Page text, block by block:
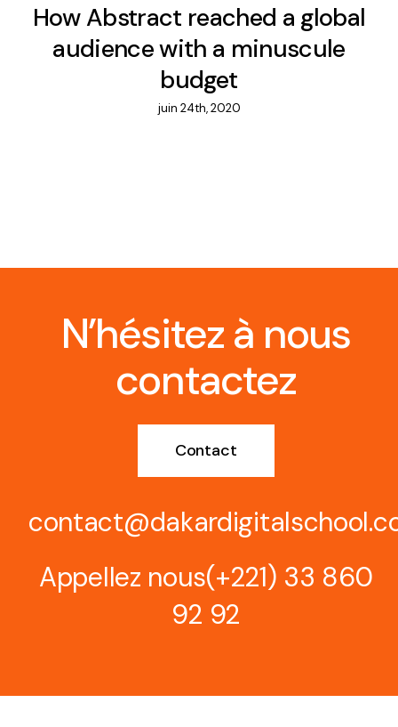
How Abstract reached a global
audience with a minuscule
budget
juin 24th, 2020
N’hésitez à nous
contactez
Contact
Appellez nous(+221) 33 860
92 92